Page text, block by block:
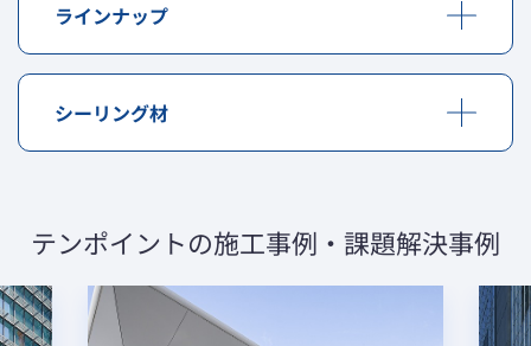
束することがありません。ガラス皿孔部に発生する曲げ
能、耐震性能が格段に向上しました。
また、ヒンジボルトの回転の中心とガラスの重心の位置
ガラス自重および風荷重は、ガラス１枚毎に支持部品、
半固定タイプ（X型部品）
ラインナップ
品種 ガラス構成
ス
PT10＋飛散防止フィルム
PT15＋飛散防止フィルム
シーリング材
ガラス目地およびガラス・サッシ間は、低モジュラスの
テンポイントの施工事例・課題解決事例